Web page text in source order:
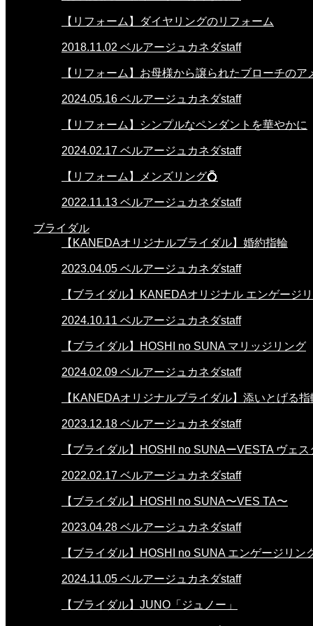
【リフォーム】ダイヤリングのリフォーム
2018.11.02 ベルアージュカネダstaff
【リフォーム】お母様から譲られたブローチのア
2024.05.16 ベルアージュカネダstaff
【リフォーム】シンプルなペンダントを華やかに
2024.02.17 ベルアージュカネダstaff
【リフォーム】メンズリング💍
2022.11.13 ベルアージュカネダstaff
ブライダル
【KANEDAオリジナルブライダル】婚約指輪
2023.04.05 ベルアージュカネダstaff
【ブライダル】KANEDAオリジナル エンゲージ
2024.10.11 ベルアージュカネダstaff
【ブライダル】HOSHI no SUNA マリッジリング
2024.02.09 ベルアージュカネダstaff
【KANEDAオリジナルブライダル】添いとげる指
2023.12.18 ベルアージュカネダstaff
【ブライダル】HOSHI no SUNAーVESTA ヴェス
2022.02.17 ベルアージュカネダstaff
【ブライダル】HOSHI no SUNA〜VES TA〜
2023.04.28 ベルアージュカネダstaff
【ブライダル】HOSHI no SUNA エンゲージリン
2024.11.05 ベルアージュカネダstaff
【ブライダル】JUNO「ジュノー」